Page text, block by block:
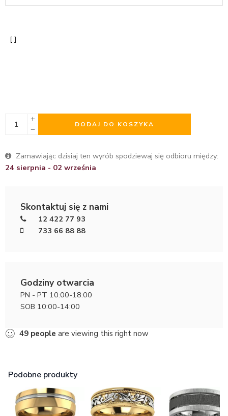
DODAJ DO KOSZYKA
Zamawiając dzisiaj ten wyrób spodziewaj się odbioru między:
24 sierpnia - 02 września
Skontaktuj się z nami
12 422 77 93
733 66 88 88
Godziny otwarcia
PN - PT 10:00-18:00
SOB 10:00-14:00
49 people are viewing this right now
Podobne produkty